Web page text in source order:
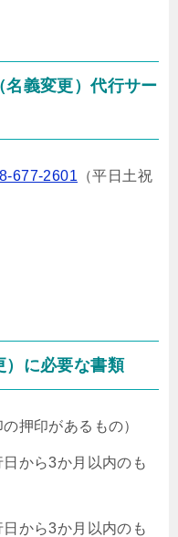
義変更）代行サー
677-2601 （平日土祝
）に必要な書類
押印があるもの）
から3か月以内のも
から3か月以内のも